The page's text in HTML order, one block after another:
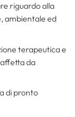
riguardo alla
ambientale ed
terapeutica e
da
di pronto